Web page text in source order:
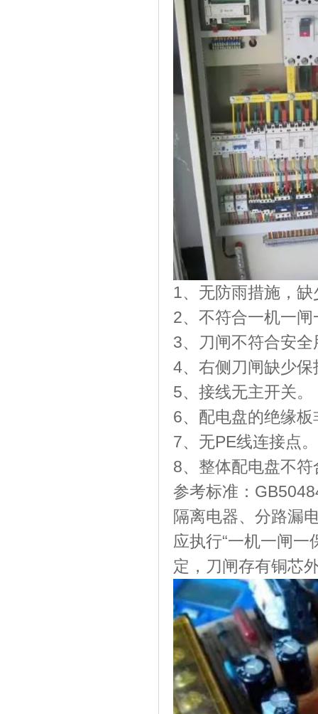
1、无防雨措施，
2、不符合一机一
3、刀闸不符合安
4、右侧刀闸缺少
5、接线无主开关。
6、配电盘的绝缘
7、无PE线连接点。
8、整体配电盘不
参考标准：
隔离电器、分路漏
应执行“一机一闸
定，刀闸存有铜芯